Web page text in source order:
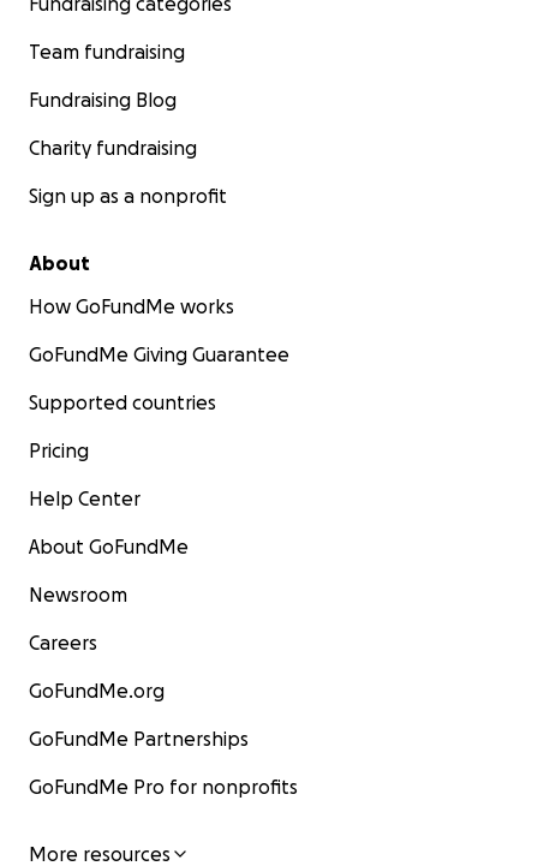
Team fundraising
Fundraising Blog
Charity fundraising
Sign up as a nonprofit
About
How GoFundMe works
GoFundMe Giving Guarantee
Supported countries
Pricing
Help Center
About GoFundMe
Newsroom
Careers
GoFundMe.org
GoFundMe Partnerships
GoFundMe Pro for nonprofits
More resources